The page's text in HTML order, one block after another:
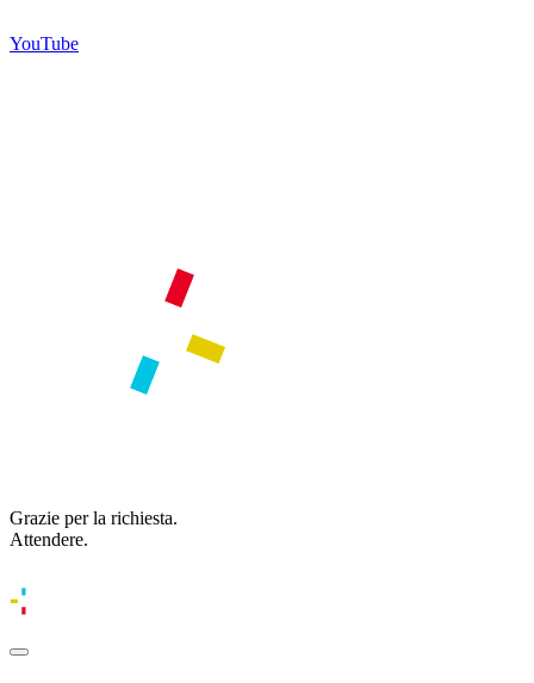
YouTube
Grazie per la richiesta.
Attendere.